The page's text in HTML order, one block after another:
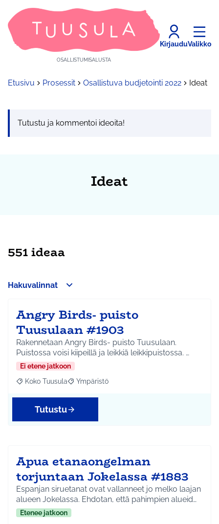
OSALLISTUMISALUSTA
KirjauduValikko
Etusivu Prosessit Osallistuva budjetointi 2022 Ideat
Tutustu ja kommentoi ideoita!
Ideat
551 ideaa
Hakuvalinnat
Angry Birds- puisto
Tuusulaan #1903
Rakennetaan Angry Birds- puisto Tuusulaan.
Puistossa voisi kiipeillä ja leikkiä leikkipuistossa. …
Ei etene jatkoon
Rajaa tulokset aihepiirin mukaan: Koko Tuusula
Koko Tuusula Rajaa tulokset teeman mukaan: Ympäristö
Ympäristö
Tutustu
Apua etanaongelman
torjuntaan Jokelassa #1883
Espanjan siruetanat ovat vallanneet jo melko laajan
alueen Jokelassa. Ehdotan, että pahimpien alueid…
Etenee jatkoon